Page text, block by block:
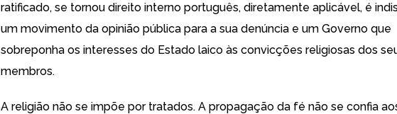
ratificado, se tornou direito interno português, diretamente aplicável, é
um movimento da opinião pública para a sua denúncia e um Governo que
sobreponha os interesses do Estado laico às convicções religiosas dos
membros.
A religião não se impõe por tratados. A propagação da fé não se confia